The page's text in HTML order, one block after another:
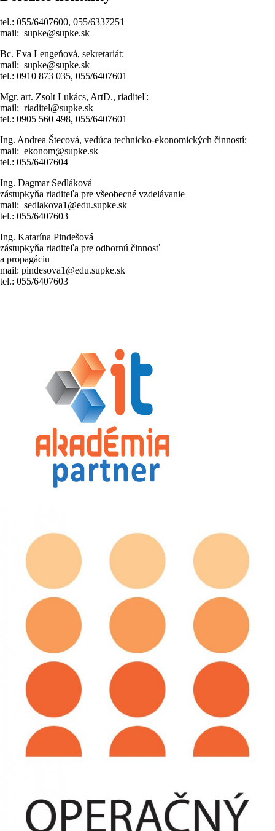
tel.: 055/6407600, 055/6337251
mail: supke@supke.sk
Bc. Eva Lengeňová, sekretariát:
mail: supke@supke.sk
tel.: 0910 873 035, 055/6407601
Mgr. art. Zsolt Lukács, ArtD., riaditeľ:
mail: riaditel@supke.sk
tel.: 0905 560 498, 055/6407601
Ing. Andrea Štecová, vedúca technicko-ekonomických činností:
mail: ekonom@supke.sk
tel.: 055/6407604
Ing. Dagmar Sedláková
zástupkyňa riaditeľa pre všeobecné vzdelávanie
mail: sedlakova1@edu.supke.sk
tel.: 055/6407603
Ing. Katarína Pindešová
zástupkyňa riaditeľa pre odbornú činnosť
a propagáciu
mail: pindesova1@edu.supke.sk
tel.: 055/6407603